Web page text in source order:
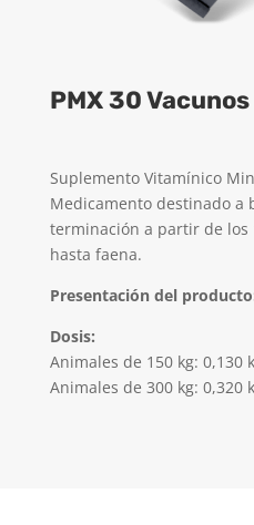
PMX 30
Suplemento Vitamínico
Medicamento destinado a
terminación a partir de los
hasta faena.
Presentación del
Dosis:
Animales de 150 kg: 0,130
Animales de 300 kg: 0,320